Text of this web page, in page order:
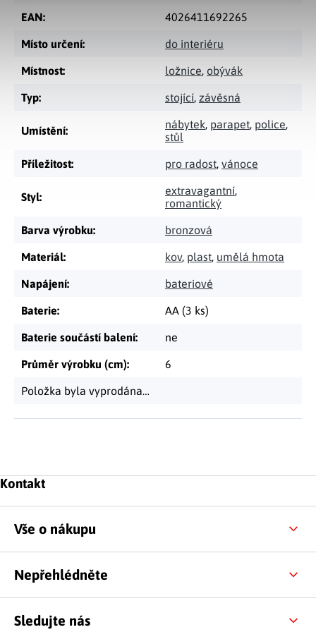
EAN: 4026411692265
Místo určení: do interiéru
Místnost: ložnice, obývák
Typ: stojící, závěsná
Umístění: nábytek, parapet, police,
stůl
Příležitost: pro radost, vánoce
Styl: extravagantní,
romantický
Barva výrobku: bronzová
Materiál: kov, plast, umělá hmota
Napájení: bateriové
Baterie: AA (3 ks)
Baterie součástí balení: ne
Průměr výrobku (cm): 6
Položka byla vyprodána…
Zápatí
Kontakt
Vše o nákupu
Nepřehlédněte
Sledujte nás